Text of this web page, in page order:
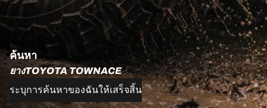
ค้นหา
ยางTOYOTA TOWNACE
ระบุการค้นหาของฉันให้เสร็จสิ้น